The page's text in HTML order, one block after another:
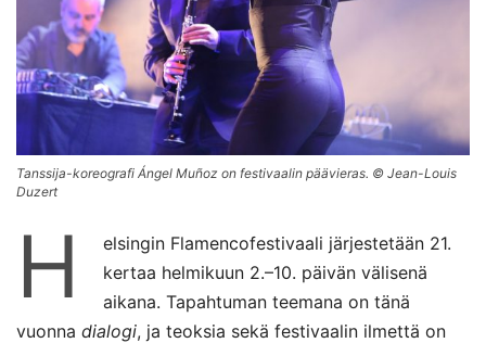
Tanssija-koreografi Ángel Muñoz on festivaalin päävieras. © Jean-Louis
Duzert
H
elsingin Flamencofestivaali järjestetään 21.
kertaa helmikuun 2.–10. päivän välisenä
aikana. Tapahtuman teemana on tänä
vuonna dialogi, ja teoksia sekä festivaalin ilmettä on